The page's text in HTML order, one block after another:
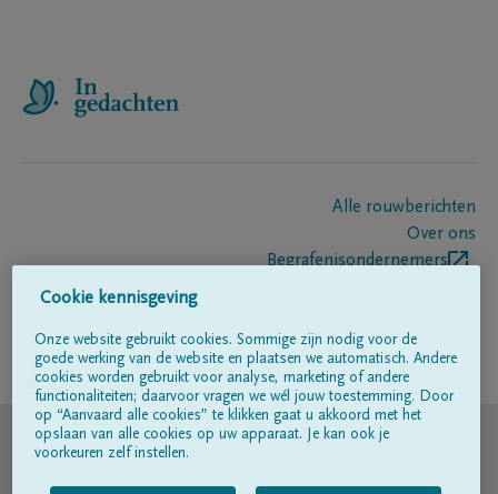
Alle rouwberichten
Over ons
Begrafenisondernemers
Volg ons op
© DELA
Gebruiksvoorwaarden
Cookie kennisgeving
Onze website gebruikt cookies. Sommige zijn nodig voor de
goede werking van de website en plaatsen we automatisch. Andere
cookies worden gebruikt voor analyse, marketing of andere
functionaliteiten; daarvoor vragen we wél jouw toestemming. Door
op “Aanvaard alle cookies” te klikken gaat u akkoord met het
opslaan van alle cookies op uw apparaat. Je kan ook je
voorkeuren zelf instellen.